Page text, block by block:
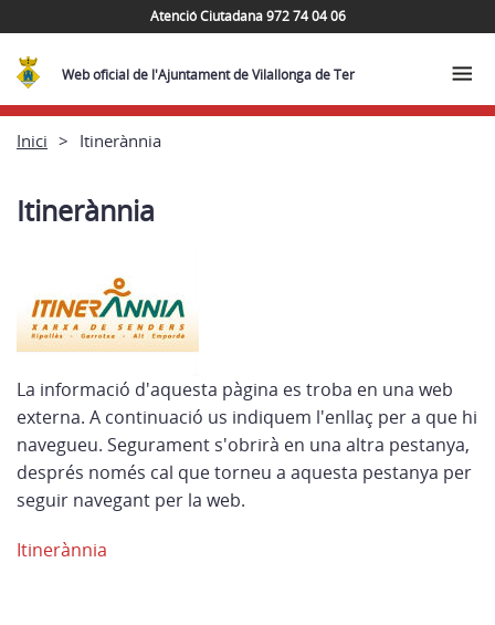
Atenció Ciutadana 972 74 04 06
Web oficial de l'Ajuntament de Vilallonga de Ter
Inici Itinerànnia
Itinerànnia
La informació d'aquesta pàgina es troba en una web
externa. A continuació us indiquem l'enllaç per a que hi
navegueu. Segurament s'obrirà en una altra pestanya,
després només cal que torneu a aquesta pestanya per
seguir navegant per la web.
Itinerànnia